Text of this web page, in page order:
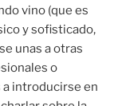
vino (que es
y sofisticado,
unas a otras
o
a introducirse en